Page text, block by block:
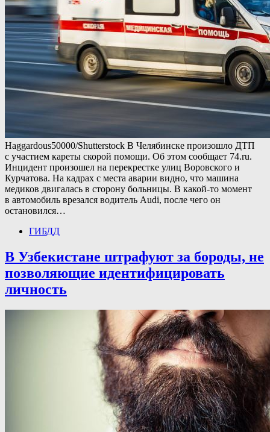
Haggardous50000/Shutterstock В Челябинске произошло ДТП
с участием кареты скорой помощи. Об этом сообщает 74.ru.
Инцидент произошел на перекрестке улиц Воровского и
Курчатова. На кадрах с места аварии видно, что машина
медиков двигалась в сторону больницы. В какой-то момент
в автомобиль врезался водитель Audi, после чего он
остановился…
ГИБДД
В Узбекистане штрафуют за бороды, не
позволяющие идентифицировать
личность